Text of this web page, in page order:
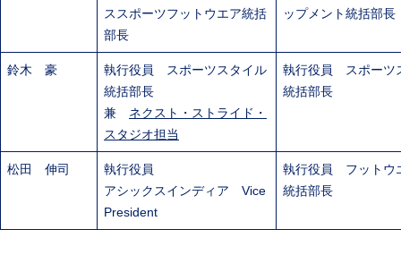
ススポーツフットウエア統括
部長
ップメント統括部長
鈴木 豪
執行役員 スポーツスタイル
統括部長
兼 ネクスト・ストライド・
スタジオ担当
執行役員 スポーツ
統括部長
松田 伸司
執行役員
アシックスインディア Vice
President
執行役員 フットウ
統括部長